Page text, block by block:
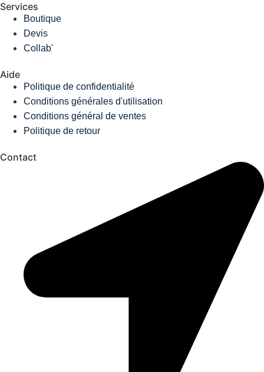
Services
Boutique
Devis
Collab'
Aide
Politique de confidentialité
Conditions générales d'utilisation
Conditions général de ventes
Politique de retour
Contact